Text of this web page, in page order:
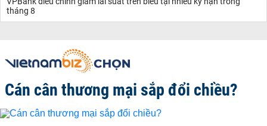
tháng 8
Cán cân thương mại sắp đổi chiều?